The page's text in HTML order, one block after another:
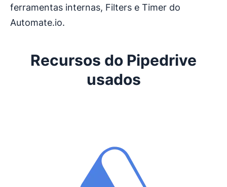
ferramentas internas, Filters e Timer do
Automate.io.
Recursos do Pipedrive
usados